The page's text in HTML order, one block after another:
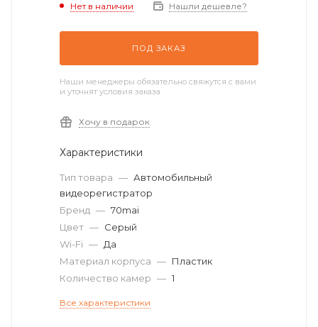
Нет в наличии Нашли дешевле?
ПОД ЗАКАЗ
Наши менеджеры обязательно свяжутся с вами
и уточнят условия заказа
Хочу в подарок
Характеристики
Тип товара — Автомобильный
видеорегистратор
Бренд — 70mai
Цвет — Серый
Wi-Fi — Да
Материал корпуса — Пластик
Количество камер — 1
Все характеристики